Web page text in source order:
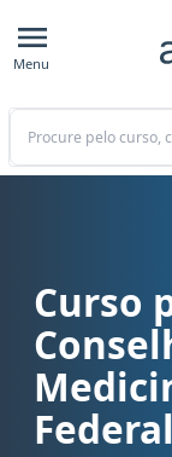
Menu
Buscar
Curso para
Curso
Federal